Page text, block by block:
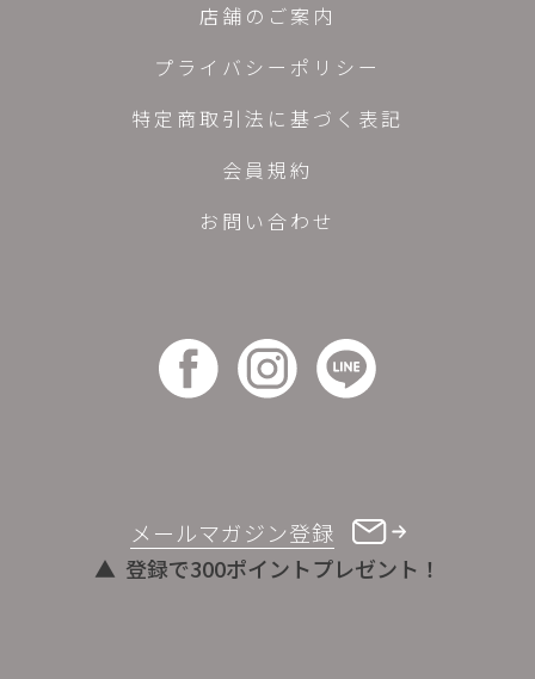
メールマガジン登録
登録で300ポイントプレゼント！
店舗のご案内
プライバシーポリシー
特定商取引法に基づく表記
会員規約
お問い合わせ